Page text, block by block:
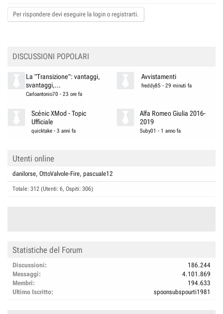
Per rispondere devi eseguire la login o registrarti.
DISCUSSIONI POPOLARI
La "Transizione": vantaggi,
svantaggi,...
Carloantonio70 - 23 ore fa
Avvistamenti
freddy85 - 29 minuti fa
Scénic XMod - Topic
Ufficiale
quicktake -3 anni fa
Alfa Romeo Giulia 2016-
2019
Suby01 - 1 anno fa
Utenti online
danilorse OttoValvole-Fire pascuale12
Totale: 312 (Utenti: 6, Ospiti: 306)
Statistiche del Forum
Discussioni
186.244
Messaggi
4.101.869
Membri
194.633
Ultimo Iscritto
spoonsubspourti1981